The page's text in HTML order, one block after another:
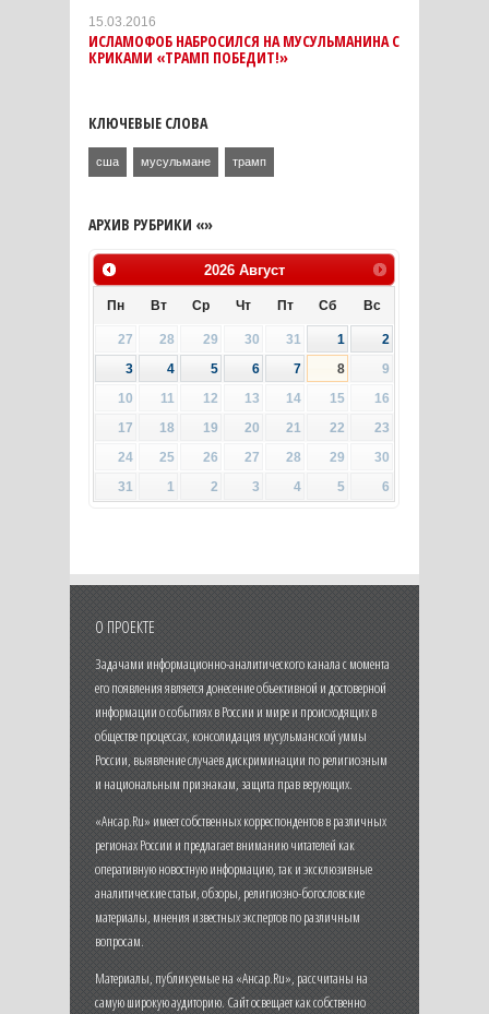
15.03.2016
ИСЛАМОФОБ НАБРОСИЛСЯ НА МУСУЛЬМАНИНА С
КРИКАМИ «ТРАМП ПОБЕДИТ!»
КЛЮЧЕВЫЕ СЛОВА
сша мусульмане трамп
АРХИВ РУБРИКИ «»
2026 Август
Пн Вт Ср Чт Пт Сб Вс
27 28 29 30 31 1
2
3
4 5 6 7 8
9
10
11 12 13 14 15
16
17
18 19 20 21 22
23
24
25 26 27 28 29
30
31
1 2 3 4 5 6
О ПРОЕКТЕ
Задачами информационно-аналитического канала с момента
его появления является донесение объективной и достоверной
информации о событиях в России и мире и происходящих в
обществе процессах, консолидация мусульманской уммы
России, выявление случаев дискриминации по религиозным
и национальным признакам, защита прав верующих.
«Ансар.Ru» имеет собственных корреспондентов в различных
регионах России и предлагает вниманию читателей как
оперативную новостную информацию, так и эксклюзивные
аналитические статьи, обзоры, религиозно-богословские
материалы, мнения известных экспертов по различным
вопросам.
Материалы, публикуемые на «Ансар.Ru», рассчитаны на
самую широкую аудиторию. Сайт освещает как собственно